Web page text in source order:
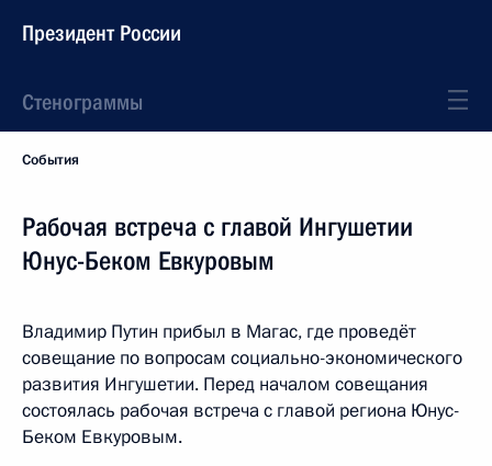
Президент России
Стенограммы
События
Рабочая встреча с главой Ингушетии
Юнус-Беком Евкуровым
Владимир Путин прибыл в Магас, где проведёт
совещание по вопросам социально-экономического
развития Ингушетии. Перед началом совещания
состоялась рабочая встреча с главой региона Юнус-
Беком Евкуровым.